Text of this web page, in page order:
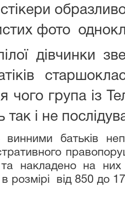
фото
дівчинки
чого група із
так і не
батьків
накладено на них
розмірі від 850 до